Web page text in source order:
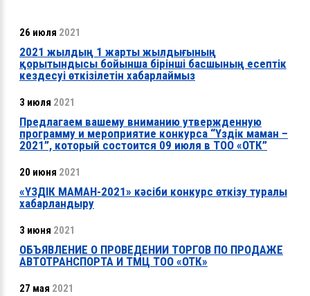
26 июля 2021
2021 жылдың 1 жарты жылдығының
қорытындысы бойынша бірінші басшының есептік
кездесуі өткізілетін хабарлаймыз
3 июля 2021
Предлагаем вашему вниманию утвержденную
программу и мероприятие конкурса “Үздік маман –
2021”, который состоится 09 июля в ТОО «ОТК”
20 июня 2021
«ҮЗДІК МАМАН-2021» кәсіби конкурс өткізу туралы
хабарландыру
3 июня 2021
ОБЪЯВЛЕНИЕ О ПРОВЕДЕНИИ ТОРГОВ ПО ПРОДАЖЕ
АВТОТРАНСПОРТА И ТМЦ ТОО «ОТК»
27 мая 2021